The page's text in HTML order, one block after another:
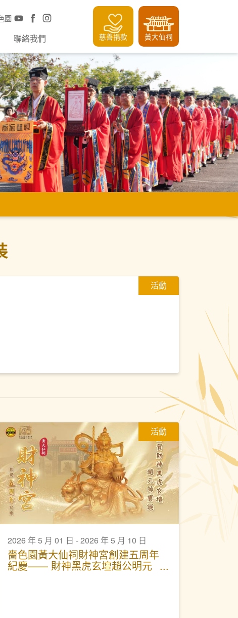
園
聯絡我們 慈善捐款 黃大仙祠
活動
活動
2026 年 5 月 01 日 - 2026 年 5 月 10 日
嗇色園黃大仙祠財神宮創建五周年
紀慶—— 財神黑虎玄壇趙公明元